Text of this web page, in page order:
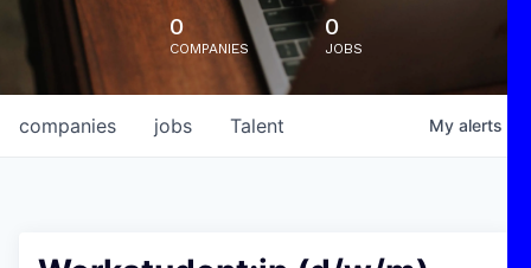
0
COMPANIES
0
JOBS
jobs
companies Talent My alerts